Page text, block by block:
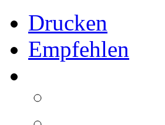
Drucken
Empfehlen